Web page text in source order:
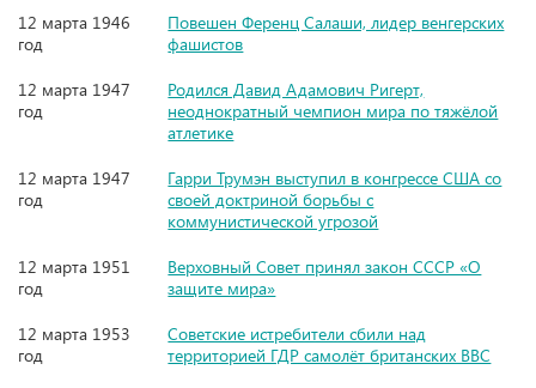
12 марта 1946
год
Повешен Ференц Салаши, лидер венгерских
фашистов
12 марта 1947
год
Родился Давид Адамович Ригерт,
неоднократный чемпион мира по тяжёлой
атлетике
12 марта 1947
год
Гарри Трумэн выступил в конгрессе США со
своей доктриной борьбы с
коммунистической угрозой
12 марта 1951
год
Верховный Совет принял закон СССР «О
защите мира»
12 марта 1953
год
Советские истребители сбили над
территорией ГДР самолёт британских ВВС